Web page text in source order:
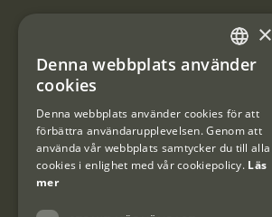
Vännäs Friluftbyxa
SWEDISH
×
Denna webbplats använder
cookies
Denna webbplats använder cookies för att
förbättra användarupplevelsen. Genom att
använda vår webbplats samtycker du till alla
cookies i enlighet med vår cookiepolicy. Läs
mer